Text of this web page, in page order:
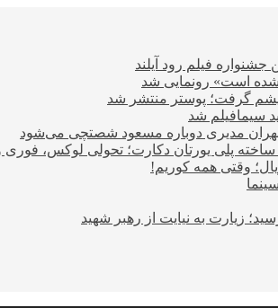
شده است» رونمایی شد
سیمافیلم شد
مهران مدیری دوباره مسعود شصتچی می‌شود
ساخته پلی یورتان دکارت؛ تحولی لوکس،
وقتی همه کوریم!
زیارت به نیایت از رهبر شهید